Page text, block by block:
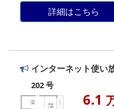
詳細はこちら
インターネット使い
202 号
6.1